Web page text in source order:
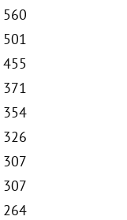
560
501
455
371
354
326
307
307
264